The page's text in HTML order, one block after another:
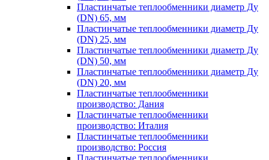
Пластинчатые теплообменники диаметр Ду
(DN) 65, мм
Пластинчатые теплообменники диаметр Ду
(DN) 25, мм
Пластинчатые теплообменники диаметр Ду
(DN) 50, мм
Пластинчатые теплообменники диаметр Ду
(DN) 20, мм
Пластинчатые теплообменники
производство: Дания
Пластинчатые теплообменники
производство: Италия
Пластинчатые теплообменники
производство: Россия
Пластинчатые теплообменники